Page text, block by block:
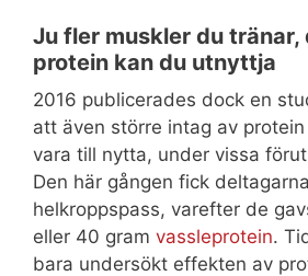
Ju fler muskler du tränar,
protein kan du utnyttja
2016 publicerades dock en
att även större intag av
vara till nytta, under vissa
Den här gången fick
helkroppspass, varefter de
eller 40 gram vassleprotein.
bara undersökt effekten av